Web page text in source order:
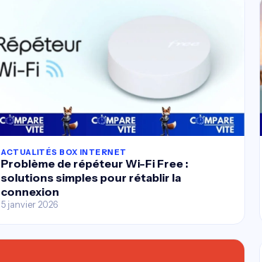
ACTUALITÉS BOX INTERNET
Problème de répéteur Wi-Fi Free :
solutions simples pour rétablir la
connexion
5 janvier 2026